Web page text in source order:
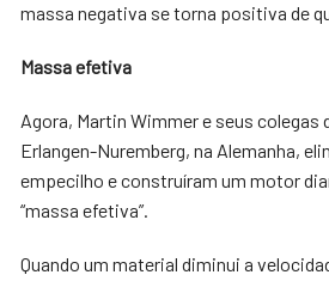
massa negativa se torna positiva de
Massa efetiva
Agora, Martin Wimmer e seus colegas
Erlangen-Nuremberg, na Alemanha,
empecilho e construíram um motor
“massa efetiva”.
Quando um material diminui a